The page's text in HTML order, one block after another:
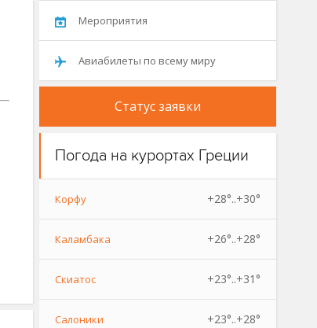
Мероприятия
Авиабилеты по всему миру
Статус заявки
Погода на курортах Греции
Корфу +28°..+30°
Каламбака +26°..+28°
Скиатос +23°..+31°
Салоники +23°..+28°